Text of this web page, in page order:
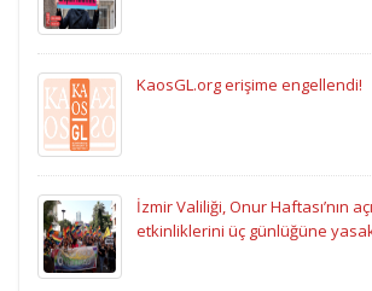
KaosGL.org erişime engellendi!
İzmir Valiliği, Onur Haftası’nın
etkinliklerini üç günlüğüne